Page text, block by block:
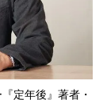
定年後』著者・